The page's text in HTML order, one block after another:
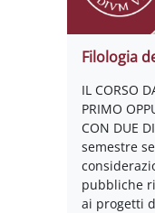
Filologia
IL CORSO
PRIMO
CON DUE
semestre
pubbliche
ai progetti